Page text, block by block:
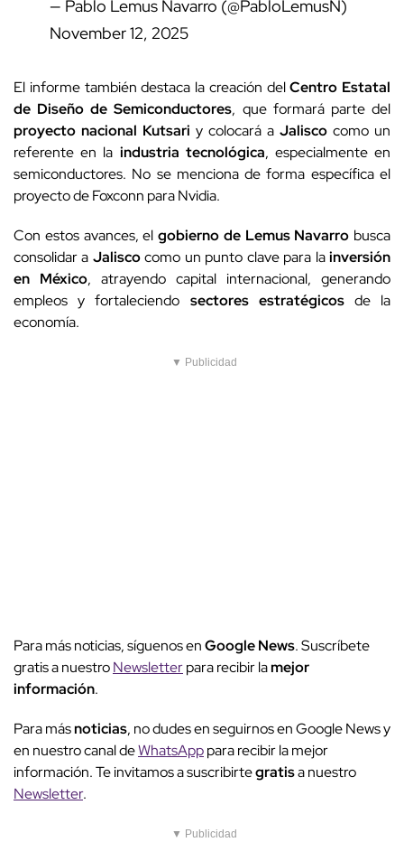
— Pablo Lemus Navarro (@PabloLemusN)
November 12, 2025
El informe también destaca la creación delCentro Estatal
de Diseño de Semiconductores, que formará parte del
proyecto nacional Kutsari y colocará a Jalisco como un
referente en la industria tecnológica, especialmente en
semiconductores. No se menciona de forma específica el
proyecto de Foxconn para Nvidia.
Con estos avances, el gobierno de Lemus Navarro busca
consolidar a Jaliscocomo un punto clave para lainversión
en México, atrayendo capital internacional, generando
empleos y fortaleciendo sectores estratégicosde la
economía.
▼ Publicidad
Para más noticias, síguenos enGoogle News. Suscríbete
gratis a nuestroNewsletterpara recibir lamejor
información.
Para másnoticias, no dudes en seguirnos en Google News y
en nuestro canal deWhatsApppara recibir la mejor
información. Te invitamos a suscribirtegratisa nuestro
Newsletter.
▼ Publicidad